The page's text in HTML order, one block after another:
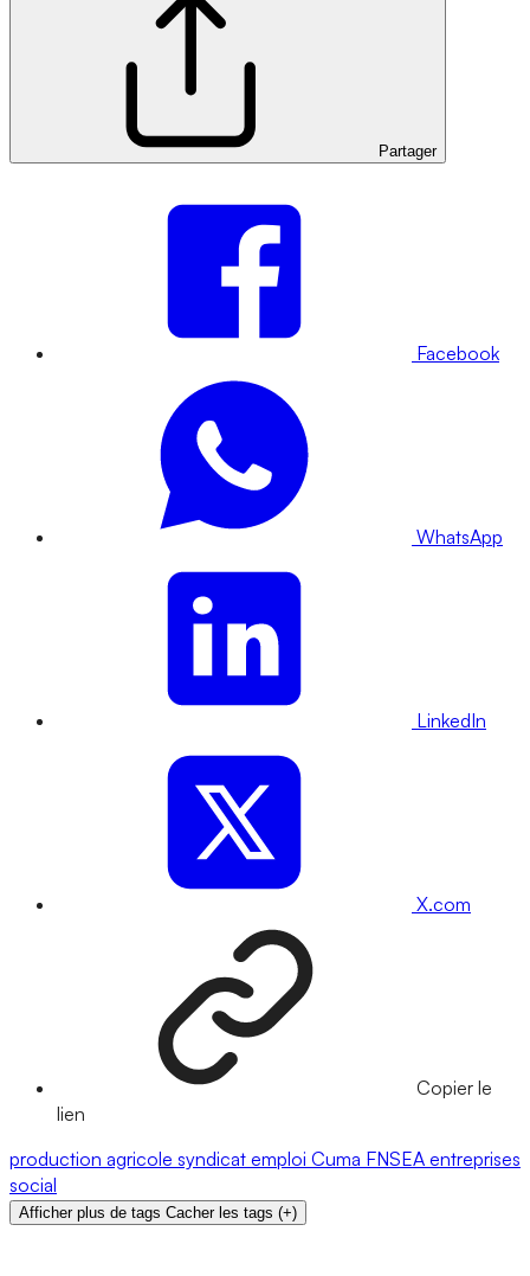
Partager
Facebook
WhatsApp
LinkedIn
X.com
Copier le
lien
production agricole syndicat emploi Cuma FNSEA entreprises
social
Afficher plus de tags Cacher les tags (+)